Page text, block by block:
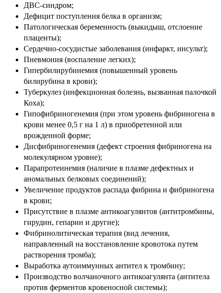
ДВС-синдром;
Дефицит поступления белка в организм;
Патологическая беременность (выкидыш, отслоение
плаценты);
Сердечно-сосудистые заболевания (инфаркт, инсульт);
Пневмония (воспаление легких);
Гипербилирубинемия (повышенный уровень
билирубина в крови);
Туберкулез (инфекционная болезнь, вызванная палочкой
Коха);
Гипофибриногенемия (при этом уровень фибриногена в
крови менее 0,5 г на 1 л) в приобретенной или
врожденной форме;
Дисфибриногенемия (дефект строения фибриногена на
молекулярном уровне);
Парапротеинемия (наличие в плазме дефектных и
аномальных белковых соединений);
Увеличение продуктов распада фибрина и фибриногена
в крови;
Присутствие в плазме антикоагулянтов (антитромбины,
гирудин, гепарин и другие);
Фибринолитическая терапия (вид лечения,
направленный на восстановление кровотока путем
растворения тромба);
Выработка аутоиммунных антител к тромбину;
Производство волчаночного антикоагулянта (антитела
против ферментов кровеносной системы);